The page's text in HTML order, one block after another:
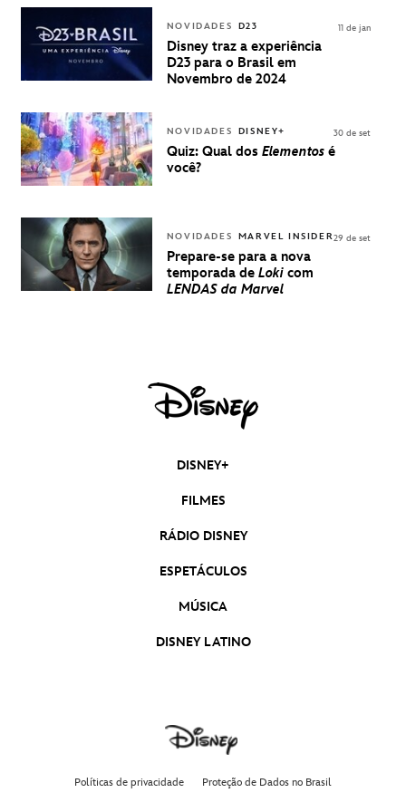
INGRESSOS
PARA A D23
BRASIL -
UMA
DISNEY
NOVIDADES D23
Disney traz a experiência
D23 para o Brasil em
Novembro de 2024
11 de jan
NOVIDADES DISNEY+
Quiz: Qual dos Elementos é
você?
30 de set
NOVIDADES MARVEL INSIDER
Prepare-se para a nova
temporada de Loki com
LENDAS da Marvel
29 de set
DISNEY+
FILMES
RÁDIO DISNEY
ESPETÁCULOS
MÚSICA
DISNEY LATINO
Políticas de privacidade Proteção de Dados no Brasil